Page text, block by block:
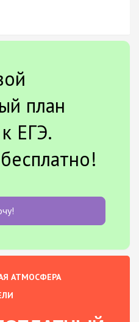
план
ЕГЭ.
АТМОСФЕРА